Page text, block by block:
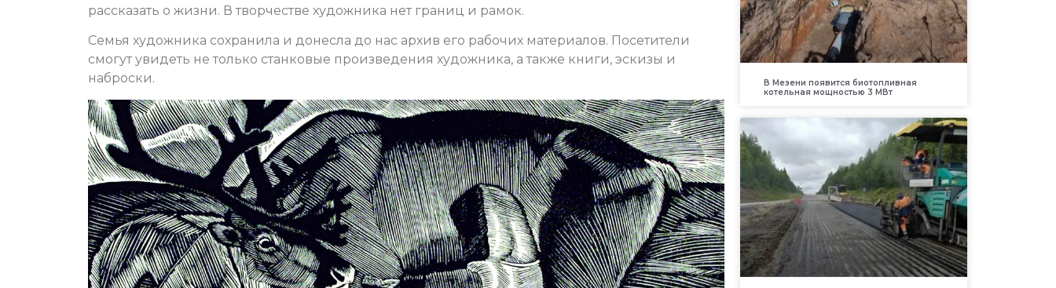
рассказать о жизни. В творчестве художника нет границ и рамок.
Семья художника сохранила и донесла до нас архив его рабочих материалов. Посетители
смогут увидеть не только станковые произведения художника, а также книги, эскизы и
наброски.
В Мезени появится биотопливная
котельная мощностью 3 МВт